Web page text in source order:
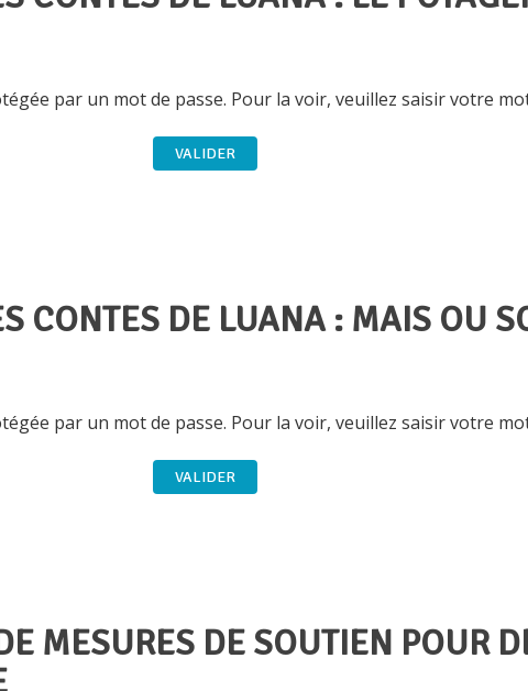
par un mot de passe. Pour la voir, veuillez saisir votre
CONTES DE LUANA : MAIS OU
par un mot de passe. Pour la voir, veuillez saisir votre
MESURES DE SOUTIEN POUR